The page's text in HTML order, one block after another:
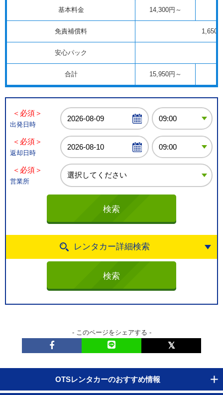
基本料金 14,300円～
免責補償料 1,650
安心パック
合計 15,950円～
＜必須＞
出発日時
＜必須＞
返却日時
＜必須＞
営業所
レンタカー詳細検索
- このページをシェアする -
OTSレンタカーのおすすめ情報